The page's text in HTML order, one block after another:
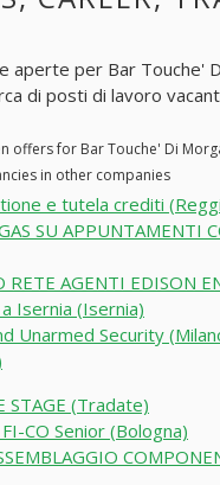
aperte per Bar Touche'
di posti di lavoro
offers for Bar Touche' Di
in other companies
e tutela crediti
SU APPUNTAMENTI
RETE AGENTI EDISON
Isernia (Isernia)
Unarmed Security
STAGE (Tradate)
CO Senior (Bologna)